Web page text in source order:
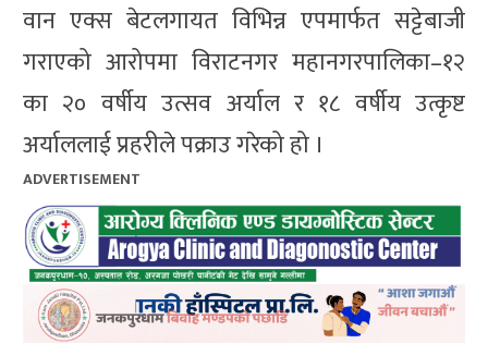
वान एक्स बेटलगायत विभिन्न एपमार्फत सट्टेबाजी
गराएको आरोपमा विराटनगर महानगरपालिका–१२
का २० वर्षीय उत्सव अर्याल र १८ वर्षीय उत्कृष्ट
अर्याललाई प्रहरीले पक्राउ गरेको हो ।
ADVERTISEMENT